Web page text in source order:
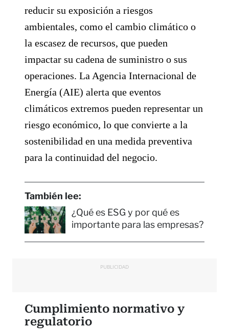
reducir su exposición a riesgos
ambientales, como el cambio climático o
la escasez de recursos, que pueden
impactar su cadena de suministro o sus
operaciones. La Agencia Internacional de
Energía (AIE) alerta que eventos
climáticos extremos pueden representar un
riesgo económico, lo que convierte a la
sostenibilidad en una medida preventiva
para la continuidad del negocio.
También lee:
¿Qué es ESG y por qué es
importante para las empresas?
PUBLICIDAD
Cumplimiento normativo y
regulatorio